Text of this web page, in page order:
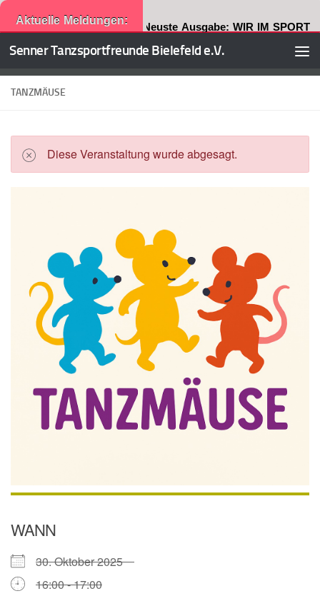
Aktuelle Meldungen: Neuste Ausgabe: WIR IM SPORT
Zum Inhalt springen
Senner Tanzsportfreunde Bielefeld e.V.
TANZMÄUSE
Diese Veranstaltung wurde abgesagt.
WANN
30. Oktober 2025
16:00 - 17:00